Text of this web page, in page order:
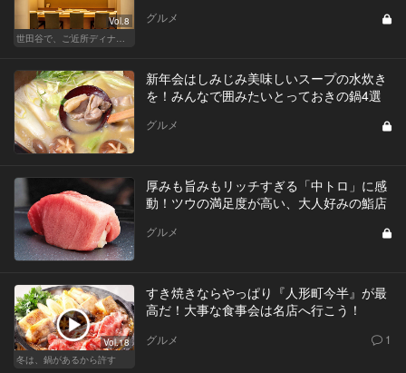
Vol.8
世田谷で、ご近所ディナーを楽しもう！
グルメ
新年会はしみじみ美味しいスープの水炊き
を！みんなで囲みたいとっておきの鍋4選
グルメ
厚みも旨みもリッチすぎる「中トロ」に感
動！ツウの満足度が高い、大人好みの鮨店
グルメ
Vol.18
冬は、鍋があるから許す
すき焼きならやっぱり『人形町今半』が最
高だ！大事な食事会は名店へ行こう！
グルメ 1